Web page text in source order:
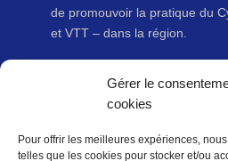
Gérer le
cookies
Pour offrir les meilleures expériences,
telles que les cookies pour stocker et/ou
de promouvoir la pratique du
et VTT – dans la région.
Adhérer à la Fédération